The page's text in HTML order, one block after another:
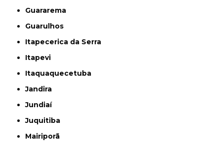
Guararema
Guarulhos
Itapecerica da Serra
Itapevi
Itaquaquecetuba
Jandira
Jundiaí
Juquitiba
Mairiporã